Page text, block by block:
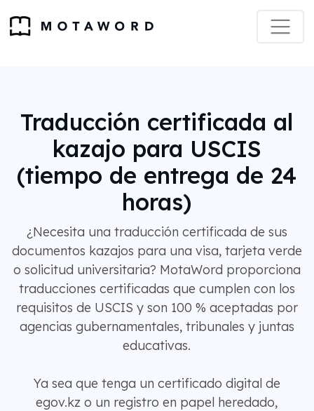
Traducción certificada al
kazajo para USCIS
(tiempo de entrega de 24
horas)
¿Necesita una traducción certificada de sus
documentos kazajos para una visa, tarjeta verde
o solicitud universitaria? MotaWord proporciona
traducciones certificadas que cumplen con los
requisitos de USCIS y son 100 % aceptadas por
agencias gubernamentales, tribunales y juntas
educativas.
Ya sea que tenga un certificado digital de
egov.kz o un registro en papel heredado,